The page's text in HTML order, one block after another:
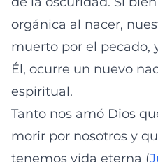
orgánica al nacer,
muerto por el pecado,
Él, ocurre un nuevo
espiritual.
Tanto nos amó Dios
morir por nosotros y
tenemos vida eterna (